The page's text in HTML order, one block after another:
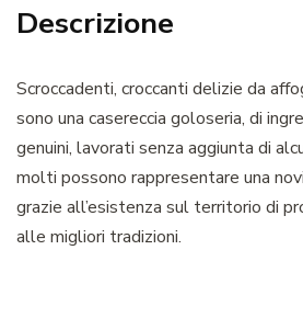
Descrizione
Scroccadenti, croccanti delizie da
sono una casereccia goloseria, di
genuini, lavorati senza aggiunta di
molti possono rappresentare una
grazie all’esistenza sul territorio di
alle migliori tradizioni.